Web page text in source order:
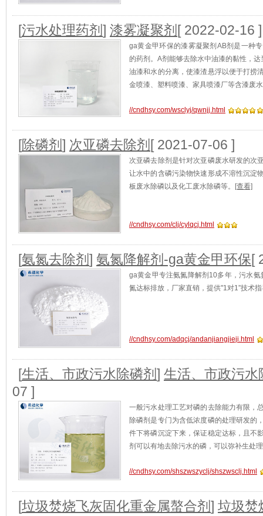
[污水处理药剂 ] 漆雾凝聚剂 [ 2022-02-16 ]
ga黄金甲环保的漆雾凝聚剂AB剂是一种
的药剂。A剂能够去除水中油漆的黏性，
油漆和水的分离，使漆渣悬浮以便于打捞
金喷漆、塑料喷漆、家具喷漆厂等含漆废
//cndhsy.com/wsclyj/qwnjj.html
[除磷剂 ] 次亚磷去除剂 [ 2021-07-06 ]
次亚磷去除剂是针对次亚磷废水研发的次
让水中的含磷污染物快速形成不溶性沉淀
板废水除磷以及化工废水除磷等。
[查看]
//cndhsy.com/clj/cylqcj.html
[氨氮去除剂 ] 氨氮降解剂-ga黄金甲环保[
ga黄金甲专注氨氮降解剂10多年，污水
氮达标排放，厂家直销，提供"1对1”技术
//cndhsy.com/adqcj/andanjiangjieji.html
[生活、市政污水除磷剂 ] 生活、市政污水
07 ]
一般污水处理工艺对磷的去除能力有限，
除磷剂是专门为含低浓度磷的处理研发的
件下将磷沉淀下来，保证稳定达标，且不
剂可以有地去除污水的磷，可以弥补生处
//cndhsy.com/shszwszyclj/shszwsclj.html
[垃圾焚烧飞灰固化重金属螯合剂 ] 垃圾焚